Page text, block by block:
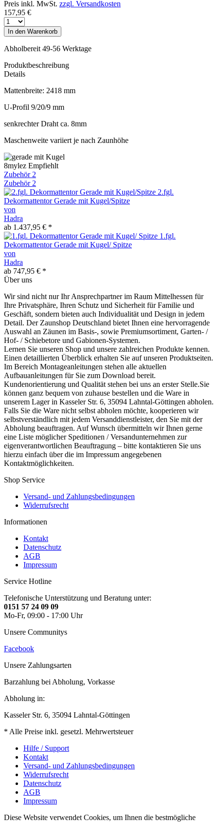
Preis inkl. MwSt. zzgl. Versandkosten
157,95 €
In den Warenkorb
Abholbereit 49-56 Werktage
Produktbeschreibung
Details
Mattenbreite: 2418 mm
U-Profil 9/20/9 mm
senkrechter Draht ca. 8mm
Maschenweite variiert je nach Zaunhöhe
8mylez Empfiehlt
Zubehör 2
Zubehör 2
2.fgl.
Dekormattentor Gerade mit Kugel/Spitze
von
Hadra
ab 1.437,95 € *
1.fgl.
Dekormattentor Gerade mit Kugel/ Spitze
von
Hadra
ab 747,95 € *
Über uns
Wir sind nicht nur Ihr Ansprechpartner im Raum Mittelhessen für
Ihre Privatsphäre, Ihren Schutz und Sicherheit für Familie und
Geschäft, sondern bieten auch Individualität und Design in jedem
Detail. Der Zaunshop Deutschland bietet Ihnen eine hervorragende
Auswahl an Zäunen im Basis-, sowie Premiumsortiment, Garten- /
Hof- / Schiebetore und Gabionen-Systemen.
Lernen Sie unseren Shop und unsere zahlreichen Produkte kennen.
Einen detaillierten Überblick erhalten Sie auf unseren Produktseiten.
Im Bereich Montageanleitungen stehen alle aktuellen
Aufbauanleitungen für Sie zum Download bereit.
Kundenorientierung und Qualität stehen bei uns an erster Stelle.Sie
können ganz bequem von zuhause bestellen und die Ware in
unserem Lager in Kasseler Str. 6, 35094 Lahntal-Göttingen abholen.
Falls Sie die Ware nicht selbst abholen möchte, kooperieren wir
selbstverständlich mit jedem Versanddienstleister, den Sie mit der
Abholung beauftragen. Auf Wunsch übermitteln wir Ihnen gerne
eine Liste möglicher Speditionen / Versandunternehmen zur
eigenverantwortlichen Beauftragung – bitte kontaktieren Sie uns
hierzu einfach über die im Impressum angegebenen
Kontaktmöglichkeiten.
Shop Service
Versand- und Zahlungsbedingungen
Widerrufsrecht
Informationen
Kontakt
Datenschutz
AGB
Impressum
Service Hotline
Telefonische Unterstützung und Beratung unter:
0151 57 24 09 09
Mo-Fr, 09:00 - 17:00 Uhr
Unsere Communitys
Facebook
Unsere Zahlungsarten
Barzahlung bei Abholung, Vorkasse
Abholung in:
Kasseler Str. 6, 35094 Lahntal-Göttingen
* Alle Preise inkl. gesetzl. Mehrwertsteuer
Hilfe / Support
Kontakt
Versand- und Zahlungsbedingungen
Widerrufsrecht
Datenschutz
AGB
Impressum
Diese Website verwendet Cookies, um Ihnen die bestmögliche